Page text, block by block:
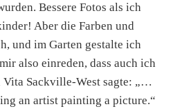
Bessere Fotos als ich
Aber die Farben und
und im Garten gestalte ich
also einreden, dass auch ich
Sackville-West sagte: „…
an artist painting a picture.“